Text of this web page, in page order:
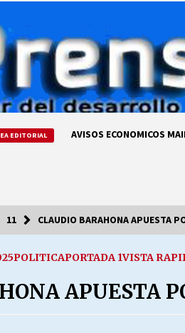
EDITORIAL AVISOS ECONOMICOS
a bajar?
11 CLAUDIO BARAHONA APUESTA
POLITICAPORTADA 1VISTA
APUESTA